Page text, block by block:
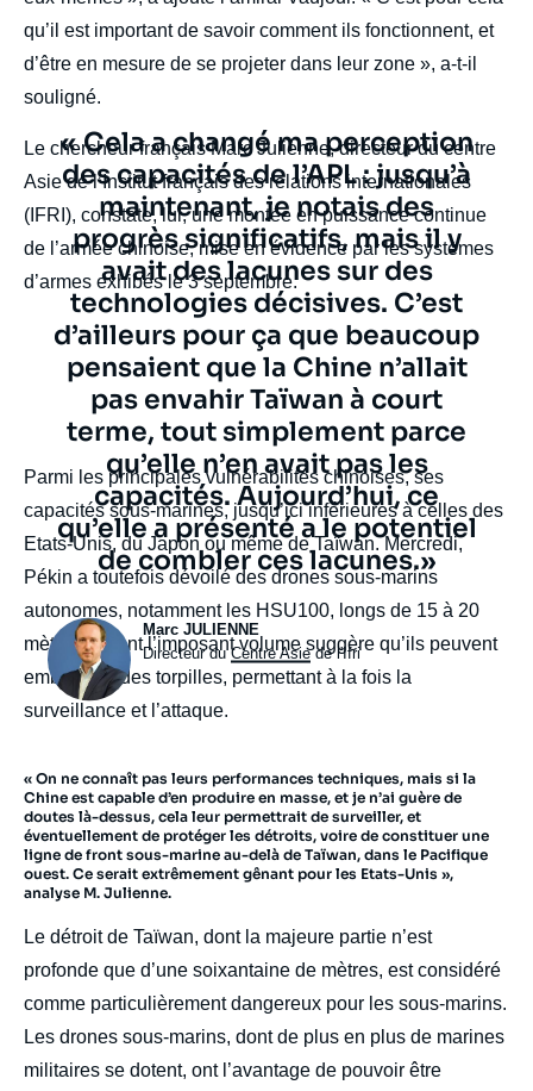
qu’il est important de savoir comment ils fonctionnent, et
d’être en mesure de se projeter dans leur zone », a-t-il
souligné.
Le chercheur français Marc Julienne, directeur du centre
Asie de l’Institut français des relations internationales
(IFRI), constate, lui, une montée en puissance continue
de l’armée chinoise, mise en évidence par les systèmes
d’armes exhibés le 3 septembre.
Texte
citation
« Cela a changé ma perception
des capacités de l’APL : jusqu’à
maintenant, je notais des
progrès significatifs, mais il y
avait des lacunes sur des
technologies décisives. C’est
d’ailleurs pour ça que beaucoup
pensaient que la Chine n’allait
pas envahir Taïwan à court
terme, tout simplement parce
qu’elle n’en avait pas les
capacités. Aujourd’hui, ce
qu’elle a présenté a le potentiel
de combler ces lacunes.»
Photo
Marc JULIENNE
Intitulé
du
poste
Directeur duCentre Asiede l'Ifri
body
Parmi les principales vulnérabilités chinoises, ses
capacités sous-marines, jusqu’ici inférieures à celles des
Etats-Unis, du Japon ou même de Taïwan. Mercredi,
Pékin a toutefois dévoilé des drones sous-marins
autonomes, notamment les HSU100, longs de 15 à 20
mètres et dont l’imposant volume suggère qu’ils peuvent
embarquer des torpilles, permettant à la fois la
surveillance et l’attaque.
« On ne connaît pas leurs performances techniques, mais si la
Chine est capable d’en produire en masse, et je n’ai guère de
doutes là-dessus, cela leur permettrait de surveiller, et
éventuellement de protéger les détroits, voire de constituer une
ligne de front sous-marine au-delà de Taïwan, dans le Pacifique
ouest. Ce serait extrêmement gênant pour les Etats-Unis »,
analyse M. Julienne.
Le détroit de Taïwan, dont la majeure partie n’est
profonde que d’une soixantaine de mètres, est considéré
comme particulièrement dangereux pour les sous-marins.
Les drones sous-marins, dont de plus en plus de marines
militaires se dotent, ont l’avantage de pouvoir être